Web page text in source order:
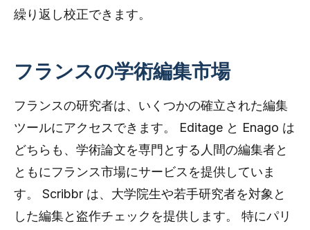
繰り返し校正できます。
フランスの学術編集市場
フランスの研究者は、いくつかの確立された編集
ツールにアクセスできます。 Editage と Enago は
どちらも、学術論文を専門とする人間の編集者と
ともにフランス市場にサービスを提供していま
す。 Scribbr は、大学院生や若手研究者を対象と
した編集と盗作チェックを提供します。 特にパリ